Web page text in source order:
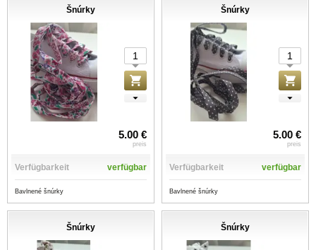
Šnúrky
5.00 €
preis
Verfügbarkeit verfügbar
Bavlnené šnúrky
Šnúrky
5.00 €
preis
Verfügbarkeit verfügbar
Bavlnené šnúrky
Šnúrky Šnúrky